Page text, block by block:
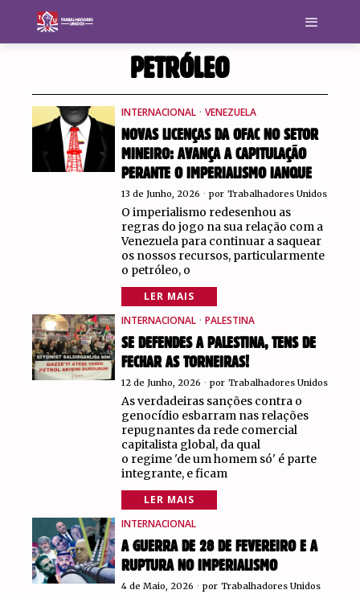
PETRÓLEO
INTERNACIONAL · VENEZUELA
NOVAS LICENÇAS DA OFAC NO SETOR
MINEIRO: AVANÇA A CAPITULAÇÃO
PERANTE O IMPERIALISMO IANQUE
13 de Junho, 2026 por Trabalhadores Unidos
O imperialismo redesenhou as
regras do jogo na sua relação com a
Venezuela para continuar a saquear
os nossos recursos, particularmente
o petróleo, o
LER MAIS
INTERNACIONAL · PALESTINA
SE DEFENDES A PALESTINA, TENS DE
FECHAR AS TORNEIRAS!
12 de Junho, 2026 por Trabalhadores Unidos
As verdadeiras sanções contra o
genocídio esbarram nas relações
repugnantes da rede comercial
capitalista global, da qual
o regime 'de um homem só' é parte
integrante, e ficam
LER MAIS
INTERNACIONAL
A GUERRA DE 28 DE FEVEREIRO E A
RUPTURA NO IMPERIALISMO
4 de Maio, 2026 por Trabalhadores Unidos